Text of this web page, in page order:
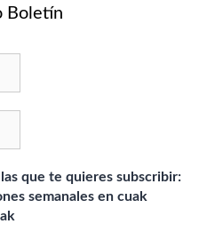
Boletín
que te quieres subscribir:
semanales en cuak